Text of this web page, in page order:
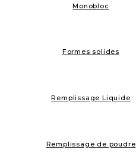
Monobloc
Formes solides
Remplissage Liquide
Remplissage de poudre